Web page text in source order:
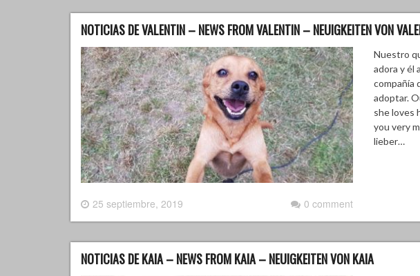
NOTICIAS DE VALENTIN – NEWS FROM VALENTIN – NEUIGKEITEN VON
25 septiembre, 2019 0 comment
Nuestro
adora y él
compañía
adoptar.
she loves
you very
lieber…
NOTICIAS DE KAIA – NEWS FROM KAIA – NEUIGKEITEN VON KAIA